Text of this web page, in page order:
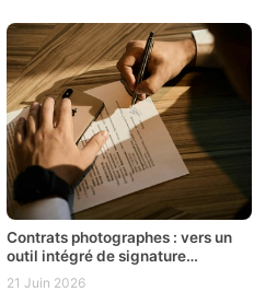
Contrats photographes : vers un
outil intégré de signature
électronique
21 Juin 2026